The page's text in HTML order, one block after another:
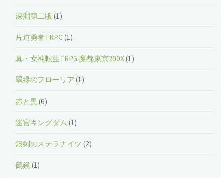
深淵第二版 (1)
片道勇者TRPG (1)
真・女神転生TRPG 魔都東京200X(1)
翠緑のフローリア (1)
赤と黒(6)
迷宮キングダム (1)
銀剣のステラナイツ (2)
鵺鏡(1)